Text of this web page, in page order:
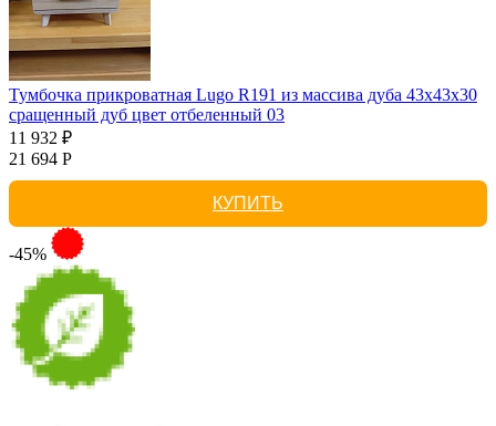
Тумбочка прикроватная Lugo R191 из массива дуба 43х43х30
сращенный дуб цвет отбеленный 03
11 932 ₽
21 694 Р
КУПИТЬ
-45%